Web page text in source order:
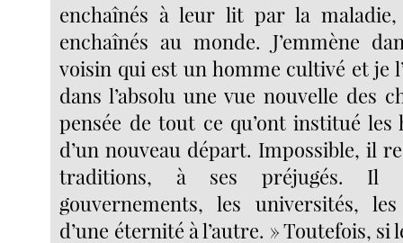
enchaînés à leur lit par la
enchaînés au monde. J’emmène
voisin qui est un homme cultivé et je
dans l’absolu une vue nouvelle des
pensée de tout ce qu’ont institué les
d’un nouveau départ. Impossible, il
traditions, à ses préjugés. Il
gouvernements, les universités,
d’une éternité à l’autre. » Toutefois,